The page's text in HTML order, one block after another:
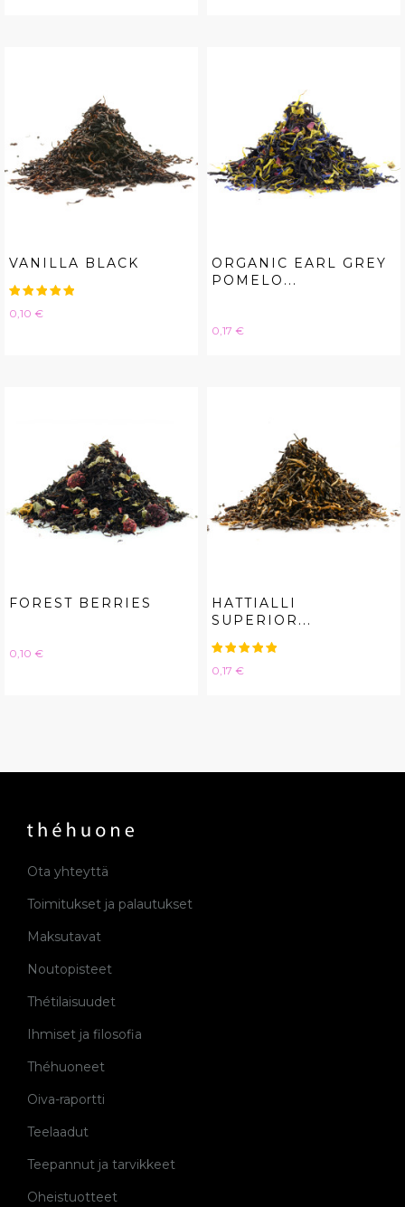
VANILLA BLACK
Hinta
0,10 €
ORGANIC EARL GREY
POMELO...
Hinta
0,17 €
FOREST BERRIES
Hinta
0,10 €
HATTIALLI
SUPERIOR...
Hinta
0,17 €
Ota yhteyttä
Toimitukset ja palautukset
Maksutavat
Noutopisteet
Thétilaisuudet
Ihmiset ja filosofia
Théhuoneet
Oiva-raportti
Teelaadut
Teepannut ja tarvikkeet
Oheistuotteet